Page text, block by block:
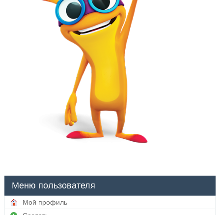
Меню пользователя
Мой профиль